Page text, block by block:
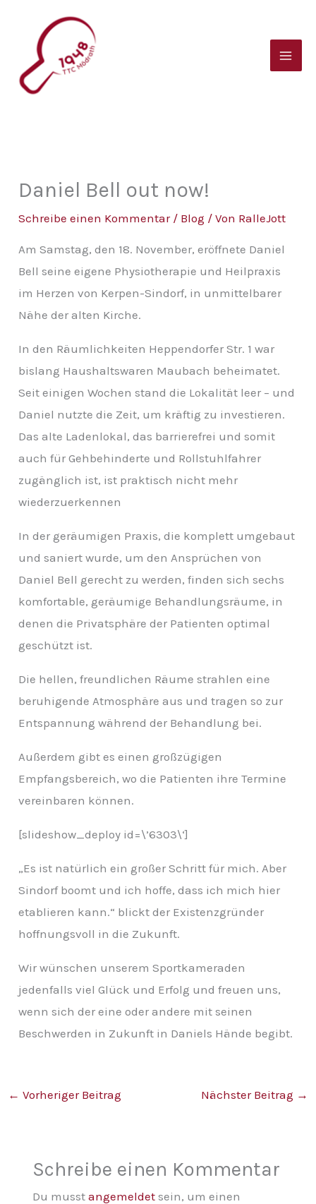
springen
Daniel Bell out now!
Schreibe einen Kommentar / Blog / Von RalleJott
Am Samstag, den 18. November, eröffnete Daniel
Bell seine eigene Physiotherapie und Heilpraxis
im Herzen von Kerpen-Sindorf, in unmittelbarer
Nähe der alten Kirche.
In den Räumlichkeiten Heppendorfer Str. 1 war
bislang Haushaltswaren Maubach beheimatet.
Seit einigen Wochen stand die Lokalität leer – und
Daniel nutzte die Zeit, um kräftig zu investieren.
Das alte Ladenlokal, das barrierefrei und somit
auch für Gehbehinderte und Rollstuhlfahrer
zugänglich ist, ist praktisch nicht mehr
wiederzuerkennen
In der geräumigen Praxis, die komplett umgebaut
und saniert wurde, um den Ansprüchen von
Daniel Bell gerecht zu werden, finden sich sechs
komfortable, geräumige Behandlungsräume, in
denen die Privatsphäre der Patienten optimal
geschützt ist.
Die hellen, freundlichen Räume strahlen eine
beruhigende Atmosphäre aus und tragen so zur
Entspannung während der Behandlung bei.
Außerdem gibt es einen großzügigen
Empfangsbereich, wo die Patienten ihre Termine
vereinbaren können.
[slideshow_deploy id=\’6303\‘]
„Es ist natürlich ein großer Schritt für mich. Aber
Sindorf boomt und ich hoffe, dass ich mich hier
etablieren kann.“ blickt der Existenzgründer
hoffnungsvoll in die Zukunft.
Wir wünschen unserem Sportkameraden
jedenfalls viel Glück und Erfolg und freuen uns,
wenn sich der eine oder andere mit seinen
Beschwerden in Zukunft in Daniels Hände begibt.
← Vorheriger Beitrag Nächster Beitrag →
Schreibe einen Kommentar
Du musst angemeldetsein, um einen
t
c
h
i
v